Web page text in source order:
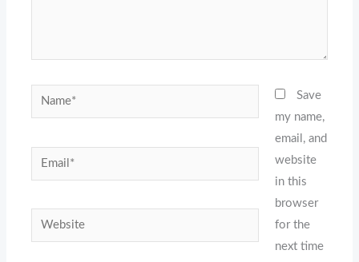
Name*
Email*
Website
Save
my name,
email, and
website
in this
browser
for the
next time